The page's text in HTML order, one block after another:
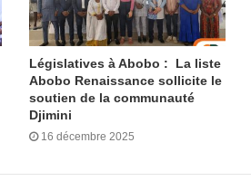
Législatives à Abobo : La liste
Abobo Renaissance sollicite le
soutien de la communauté
Djimini
16 décembre 2025